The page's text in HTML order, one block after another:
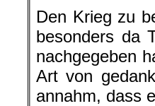
Den Krieg zu
besonders da
nachgegeben
Art von
annahm, dass